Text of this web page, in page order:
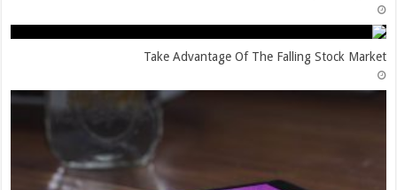
Take Advantage Of The Falling Stock Market